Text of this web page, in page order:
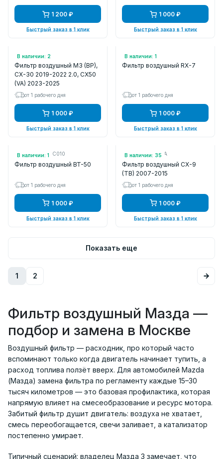
1 200 ₽
Быстрый заказ в 1 клик
1 000 ₽
Быстрый заказ в 1 клик
В наличии: 2
Арт.: PF1757
Фильтр воздушный M3 (BP),
CX-30 2019-2022 2.0, CX50
(VA) 2023-2025
от 1 рабочего дня
1 000 ₽
Быстрый заказ в 1 клик
В наличии: 1
Арт.: LA472
Фильтр воздушный RX-7
от 1 рабочего дня
1 000 ₽
Быстрый заказ в 1 клик
В наличии: 1
Арт.: ST178010C010
Фильтр воздушный BT-50
от 1 рабочего дня
1 000 ₽
Быстрый заказ в 1 клик
В наличии: 35
Арт.: CY0113Z40A
Фильтр воздушный CX-9
(TB) 2007-2015
от 1 рабочего дня
1 000 ₽
Быстрый заказ в 1 клик
Показать еще
1 2
Фильтр воздушный Мазда —
подбор и замена в Москве
Воздушный фильтр — расходник, про который часто
вспоминают только когда двигатель начинает тупить, а
расход топлива ползёт вверх. Для автомобилей Mazda
(Мазда) замена фильтра по регламенту каждые 15–30
тысяч километров — это базовая профилактика, которая
напрямую влияет на смесеобразование и ресурс мотора.
Забитый фильтр душит двигатель: воздуха не хватает,
смесь переобогащается, свечи заливает, а катализатор
постепенно умирает.
Типичный сценарий: владелец Мазда 3 замечает, что